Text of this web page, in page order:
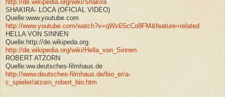
http://de.wikipedia.org/wiki/Shakira
SHAKIRA- LOCA (OFICIAL VIDEO)
Quelle:www.youtube.com
http://www.youtube.com/watch?v=qWx6ScCo8FM&feature=related
HELLA VON SINNEN
Quelle:http://de.wikipeda.org.
http://de.wikipedia.org/wiki/Hella_von_Sinnen
ROBERT ATZORN
Quelle:ww.deutsches-filmhaus.de
http://www.deutsches-filmhaus.de/bio_er/a-
c_spieler/atzorn_robert_bio.htm